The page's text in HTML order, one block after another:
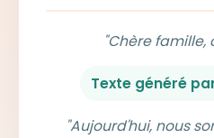
"Chère famille,
Texte généré
"Aujourd'hui, nous